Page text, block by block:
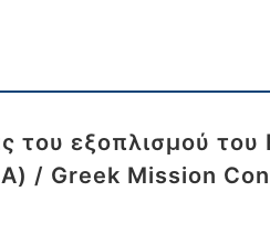
του εξοπλισμού του
/ Greek Mission